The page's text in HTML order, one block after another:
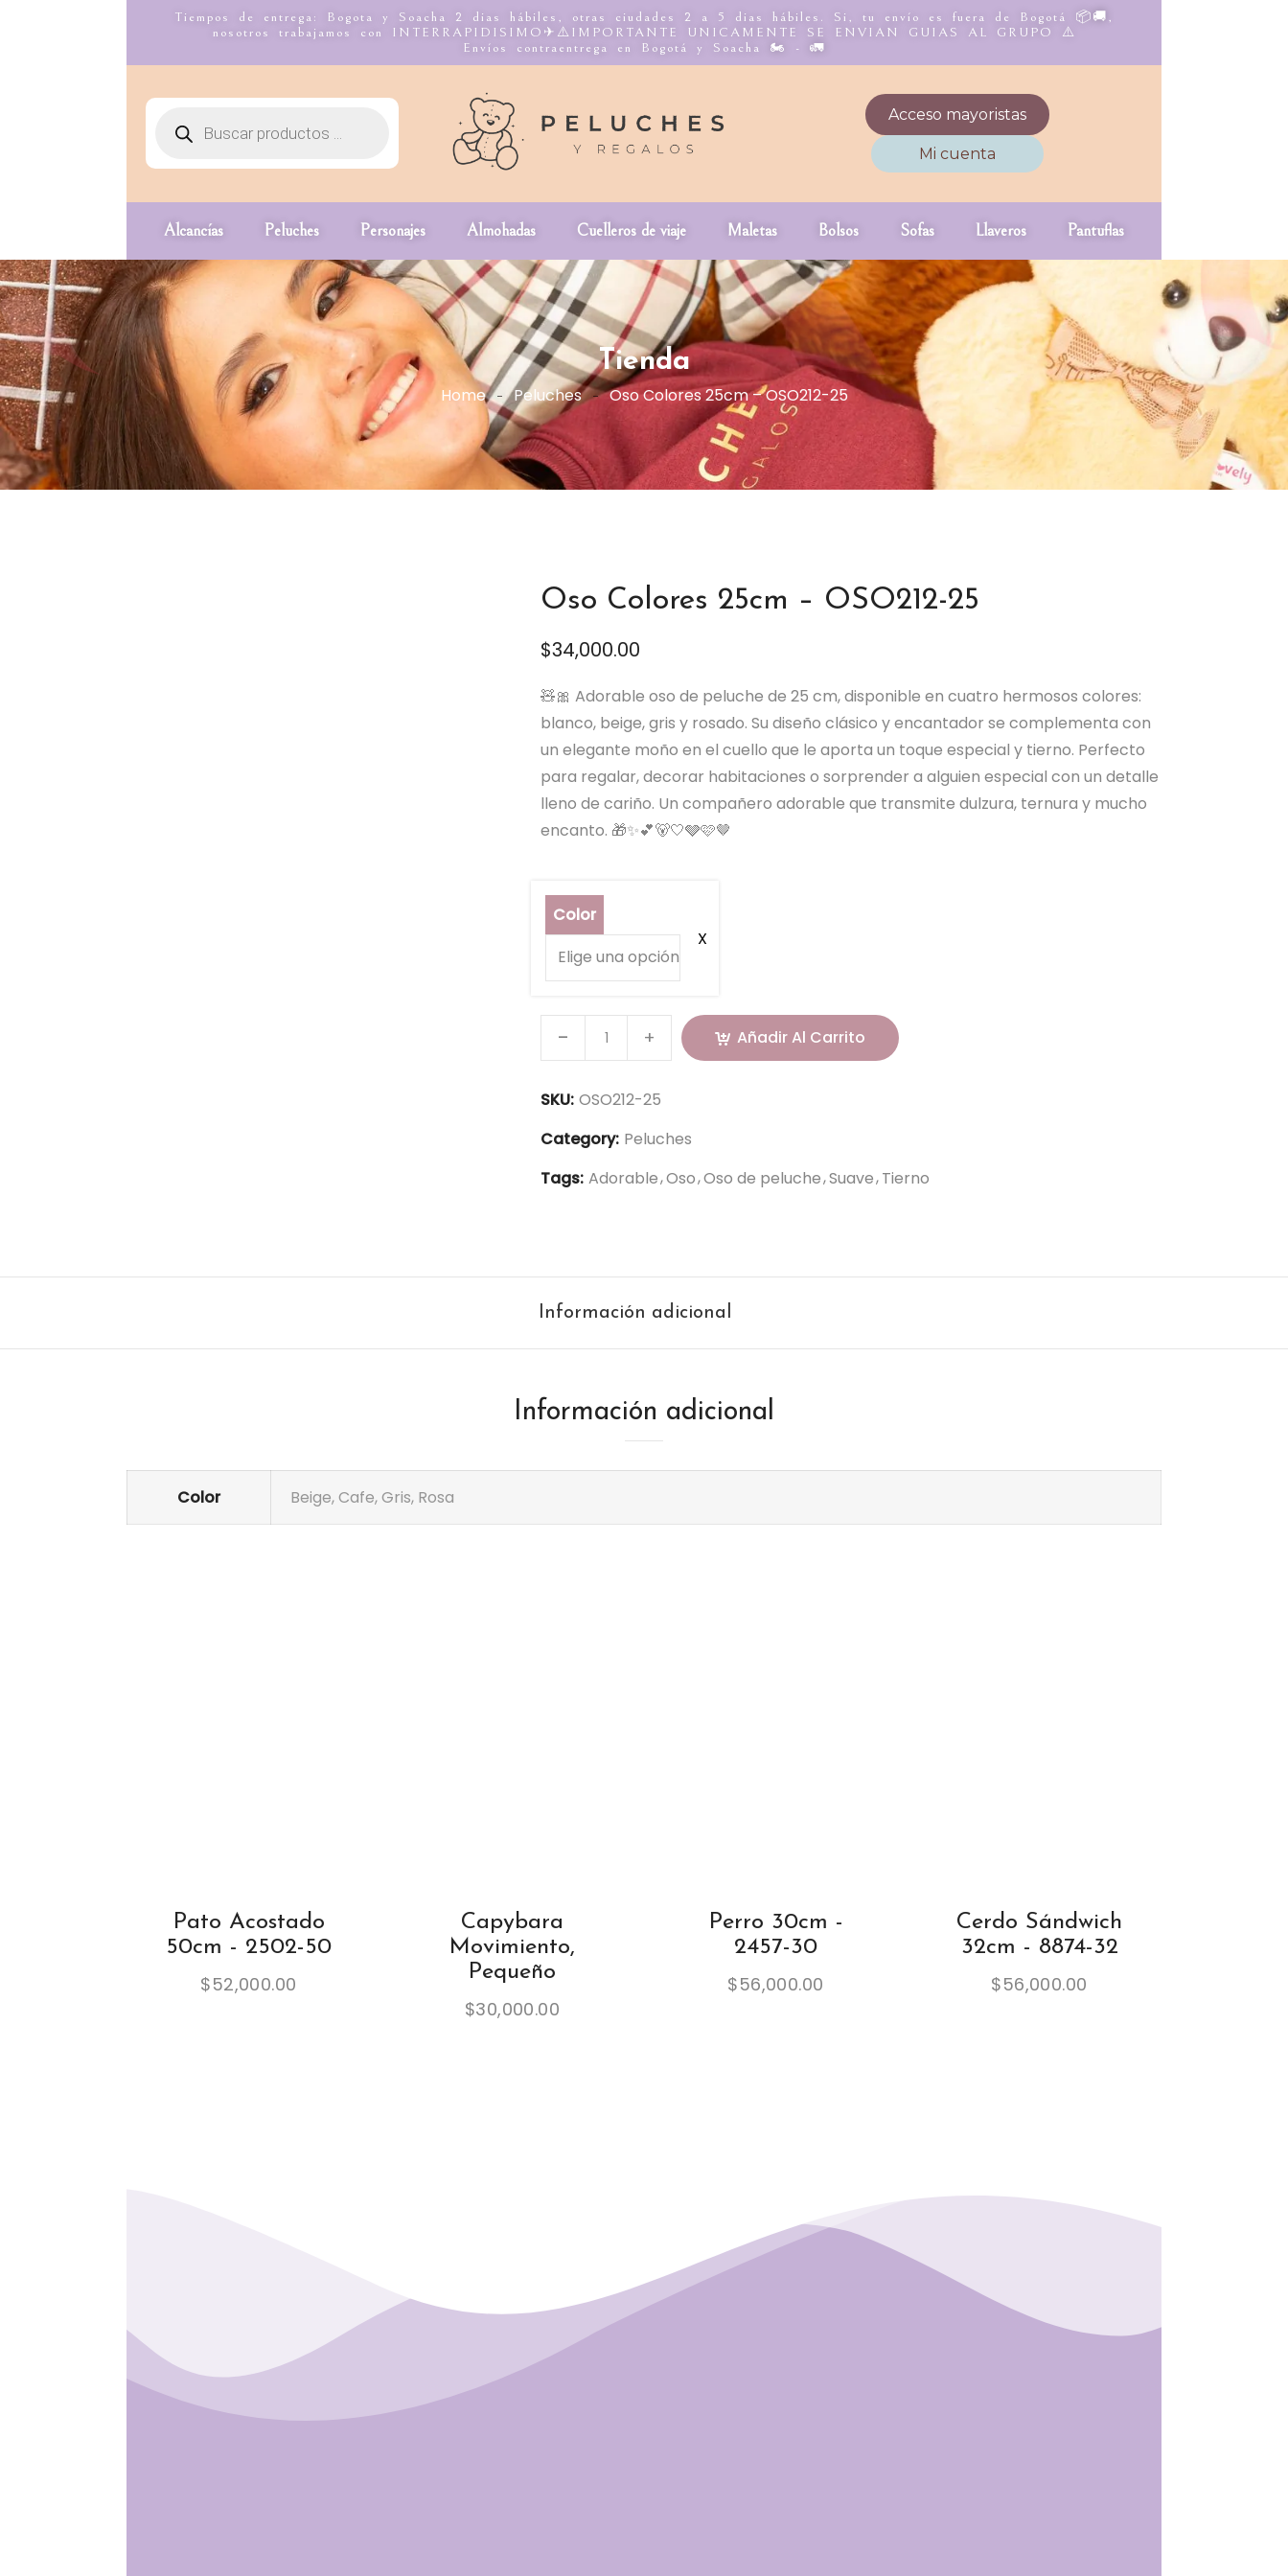
Tiempos de entrega: Bogota y Soacha 2 dias hábiles, otras ciudades 2 a 5 dias hábiles. Si, tu envío es fuera de Bogotá 📦🚚,
nosotros trabajamos con INTERRAPIDISIMO✈⚠️IMPORTANTE UNICAMENTE SE ENVIAN GUIAS AL GRUPO ⚠️
Envíos contraentrega en Bogotá y Soacha 🏍️ - 🚛
Acceso mayoristas
Mi cuenta
Alcancías Peluches Personajes Almohadas Cuelleros de viaje Maletas Bolsos Sofas Llaveros Pantuflas
Tienda
Home Peluches Oso Colores 25cm – OSO212-25
Oso Colores 25cm – OSO212-25
$34,000.00
🧸🎀 Adorable oso de peluche de 25 cm, disponible en cuatro hermosos colores:
blanco, beige, gris y rosado. Su diseño clásico y encantador se complementa con
un elegante moño en el cuello que le aporta un toque especial y tierno. Perfecto
para regalar, decorar habitaciones o sorprender a alguien especial con un detalle
lleno de cariño. Un compañero adorable que transmite dulzura, ternura y mucho
encanto. 🎁✨💕🐻🤍🩶🩷🤎
Color
Añadir Al Carrito
SKU: OSO212-25
Category: Peluches
Tags: Adorable Oso Oso de peluche Suave Tierno
Información adicional
Información adicional
Color Beige, Cafe, Gris, Rosa
Pato Acostado
50cm - 2502-50
$52,000.00
Capybara
Movimiento,
Pequeño
$30,000.00
Perro 30cm -
2457-30
$56,000.00
Cerdo Sándwich
32cm - 8874-32
$56,000.00